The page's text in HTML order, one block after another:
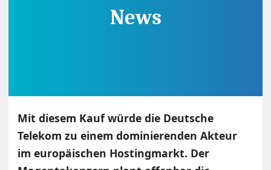
Mit diesem Kauf würde die Deutsche
Telekom zu einem dominierenden Akteur
im europäischen Hostingmarkt. Der